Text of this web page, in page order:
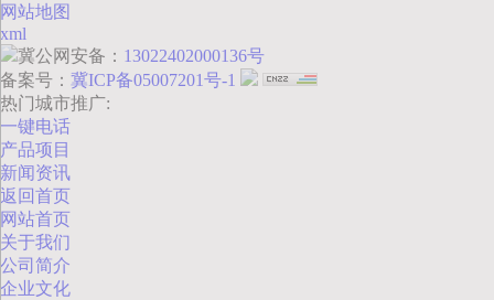
网站地图
xml
冀公网安备： 13022402000136号
备案号： 冀ICP备05007201号-1
热门城市推广:
一键电话
产品项目
新闻资讯
返回首页
网站首页
关于我们
公司简介
企业文化